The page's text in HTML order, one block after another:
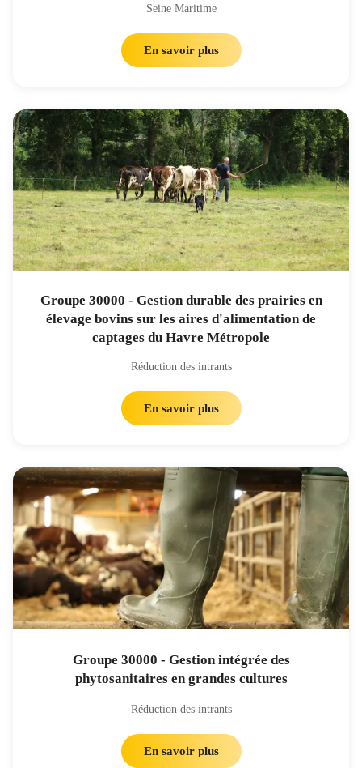
Seine Maritime
En savoir plus
Groupe 30000 - Gestion durable des prairies en
élevage bovins sur les aires d'alimentation de
captages du Havre Métropole
Réduction des intrants
En savoir plus
Groupe 30000 - Gestion intégrée des
phytosanitaires en grandes cultures
Réduction des intrants
En savoir plus